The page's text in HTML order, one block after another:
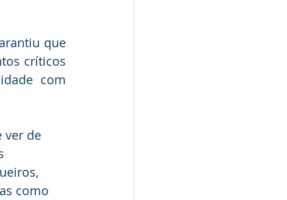
que
críticos
com
ver de
como